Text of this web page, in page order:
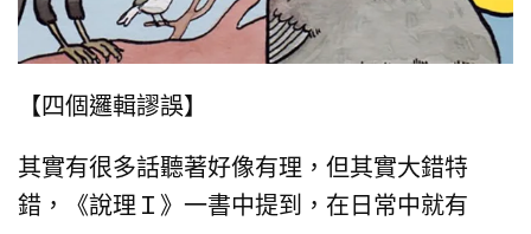
【四個邏輯謬誤】
其實有很多話聽著好像有理，但其實大錯特
錯，《說理Ｉ》一書中提到，在日常中就有